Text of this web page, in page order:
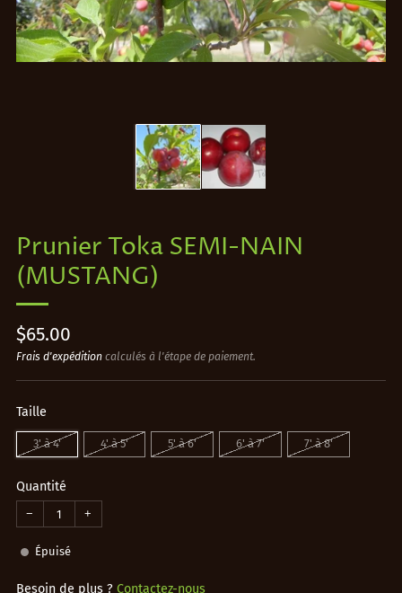
Prunier Toka SEMI-NAIN
(MUSTANG)
Prix
régulier
$65.00
Frais d'expédition calculés à l'étape de paiement.
Taille
3' à 4' 4' à 5' 5' à 6' 6' à 7' 7' à 8'
Quantité
− +
Épuisé
Besoin de plus ? Contactez-nous